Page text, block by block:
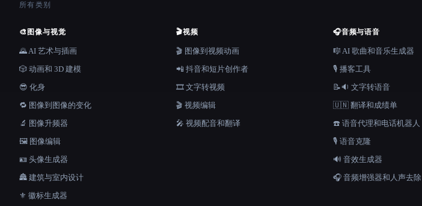
所有类别
🎨 图像与视觉
🌄 AI 艺术与插画
🎲 动画和 3D 建模
😎 化身
🔁 图像到图像的变化
🔬 图像升频器
🖼️ 图像编辑
🪪 头像生成器
🏯 建筑与室内设计
⚜️ 徽标生成器
🎬视频
🎬 图像到视频动画
📲 抖音和短片创作者
🎞️ 文字转视频
🎬 视频编辑
🎤 视频配音和翻译
🎧音频与语音
🎼 AI 歌曲和音乐生成器
🎙️ 播客工具
📝🔉 文字转语音
🇺🇳 翻译和成绩单
☎️ 语音代理和电话机器人
🎙️ 语音克隆
🔊 音效生成器
🎧 音频增强器和人声去除